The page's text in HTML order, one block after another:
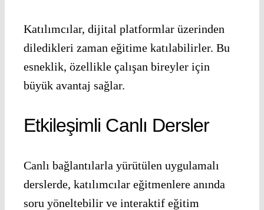
Katılımcılar, dijital platformlar üzerinden
diledikleri zaman eğitime katılabilirler. Bu
esneklik, özellikle çalışan bireyler için
büyük avantaj sağlar.
Etkileşimli Canlı Dersler
Canlı bağlantılarla yürütülen uygulamalı
derslerde, katılımcılar eğitmenlere anında
soru yöneltebilir ve interaktif eğitim